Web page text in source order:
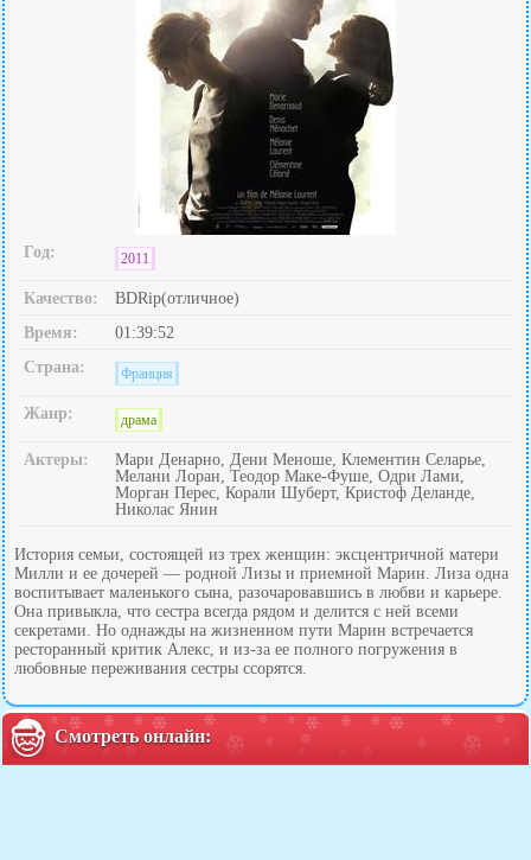
Год: 2011
Качество:
BDRip(отличное)
Время:
01:39:52
Страна:
Франция
Жанр: драма
Актеры:
Мари Денарно, Дени Меноше, Клементин Селарье,
Мелани Лоран, Теодор Маке-Фуше, Одри Лами,
Морган Перес, Корали Шуберт, Кристоф Деланде,
Николас Янин
История семьи, состоящей из трех женщин: эксцентричной матери
Милли и ее дочерей — родной Лизы и приемной Марин. Лиза одна
воспитывает маленького сына, разочаровавшись в любви и карьере.
Она привыкла, что сестра всегда рядом и делится с ней всеми
секретами. Но однажды на жизненном пути Марин встречается
ресторанный критик Алекс, и из-за ее полного погружения в
любовные переживания сестры ссорятся.
Смотреть онлайн: